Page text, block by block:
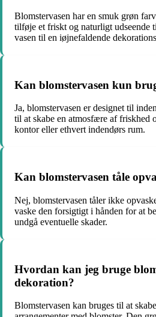
Blomstervasen har en smuk grøn
tilføje et friskt og naturligt udseende
vasen til en iøjnefaldende
Kan blomstervasen kun
Ja, blomstervasen er designet til
til at skabe en atmosfære af friskhed
kontor eller ethvert indendørs rum.
Kan blomstervasen tåle
Nej, blomstervasen tåler ikke
vaske den forsigtigt i hånden for at
undgå eventuelle skader.
Hvordan kan jeg bruge
dekoration?
Blomstervasen kan bruges til at